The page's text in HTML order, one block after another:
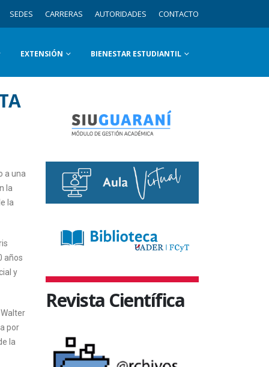
SEDES CARRERAS AUTORIDADES CONTACTO
EXTENSIÓN BIENESTAR ESTUDIANTIL
a una
la
la
años
y
por
la
Revista Científica